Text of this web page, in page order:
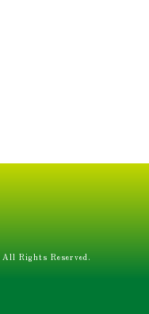
Rights Reserved.